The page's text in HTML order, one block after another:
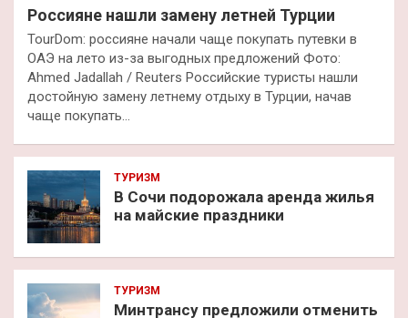
Россияне нашли замену летней Турции
TourDom: россияне начали чаще покупать путевки в
ОАЭ на лето из-за выгодных предложений Фото:
Ahmed Jadallah / Reuters Российские туристы нашли
достойную замену летнему отдыху в Турции, начав
чаще покупать…
ТУРИЗМ
В Сочи подорожала аренда жилья
на майские праздники
ТУРИЗМ
Минтрансу предложили отменить